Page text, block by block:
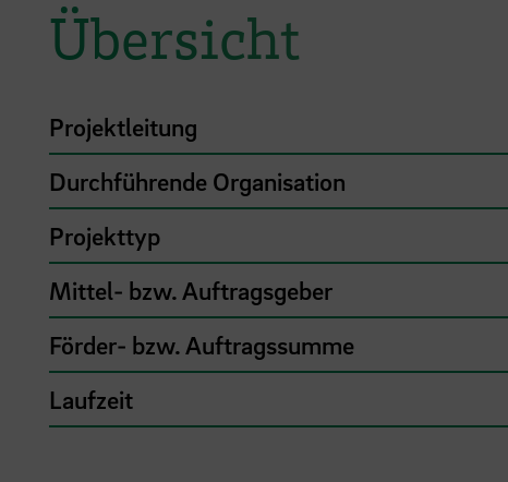
Übersicht
Projektleitung
Durchführende Organisation
Projekttyp
Mittel- bzw. Auftragsgeber
Förder- bzw. Auftragssumme
Laufzeit